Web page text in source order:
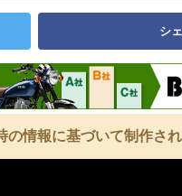
シ
情報に基づいて制作され